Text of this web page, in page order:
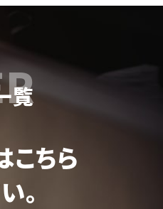
覧
ちら
。